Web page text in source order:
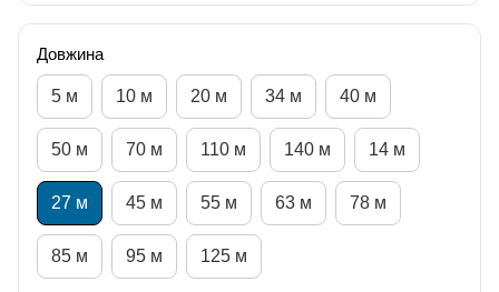
Довжина
5 м 10 м 20 м 34 м 40 м
50 м 70 м 110 м 140 м 14 м
27 м 45 м 55 м 63 м 78 м
85 м 95 м 125 м